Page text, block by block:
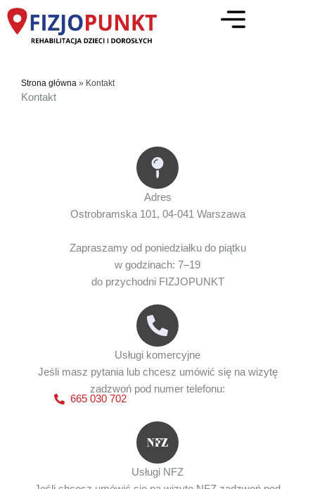
Przejdź
do
Strona główna » Kontakt
Kontakt
Adres
Ostrobramska 101, 04-041 Warszawa
Zapraszamy od poniedziałku do piątku
w godzinach: 7–19
do przychodni FIZJOPUNKT
Usługi komercyjne
Jeśli masz pytania lub chcesz umówić się na wizytę
zadzwoń pod numer telefonu:
665 030 702
Usługi NFZ